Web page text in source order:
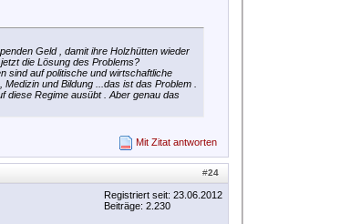
Geld , damit ihre Holzhütten wieder
die Lösung des Problems?
sind auf politische und wirtschaftliche
und Bildung ...das ist das Problem .
diese Regime ausübt . Aber genau das
Mit Zitat antworten
#24
Registriert seit: 23.06.2012
Beiträge: 2.230